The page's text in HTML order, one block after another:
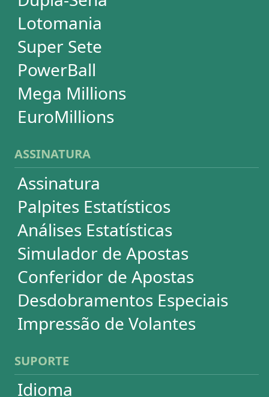
Idioma
Dúvidas
Termos de Uso
Privacidade
Fale conosco